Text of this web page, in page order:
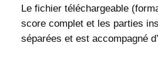
Le fichier téléchargeable
score complet et les parties
séparées et est accompagné